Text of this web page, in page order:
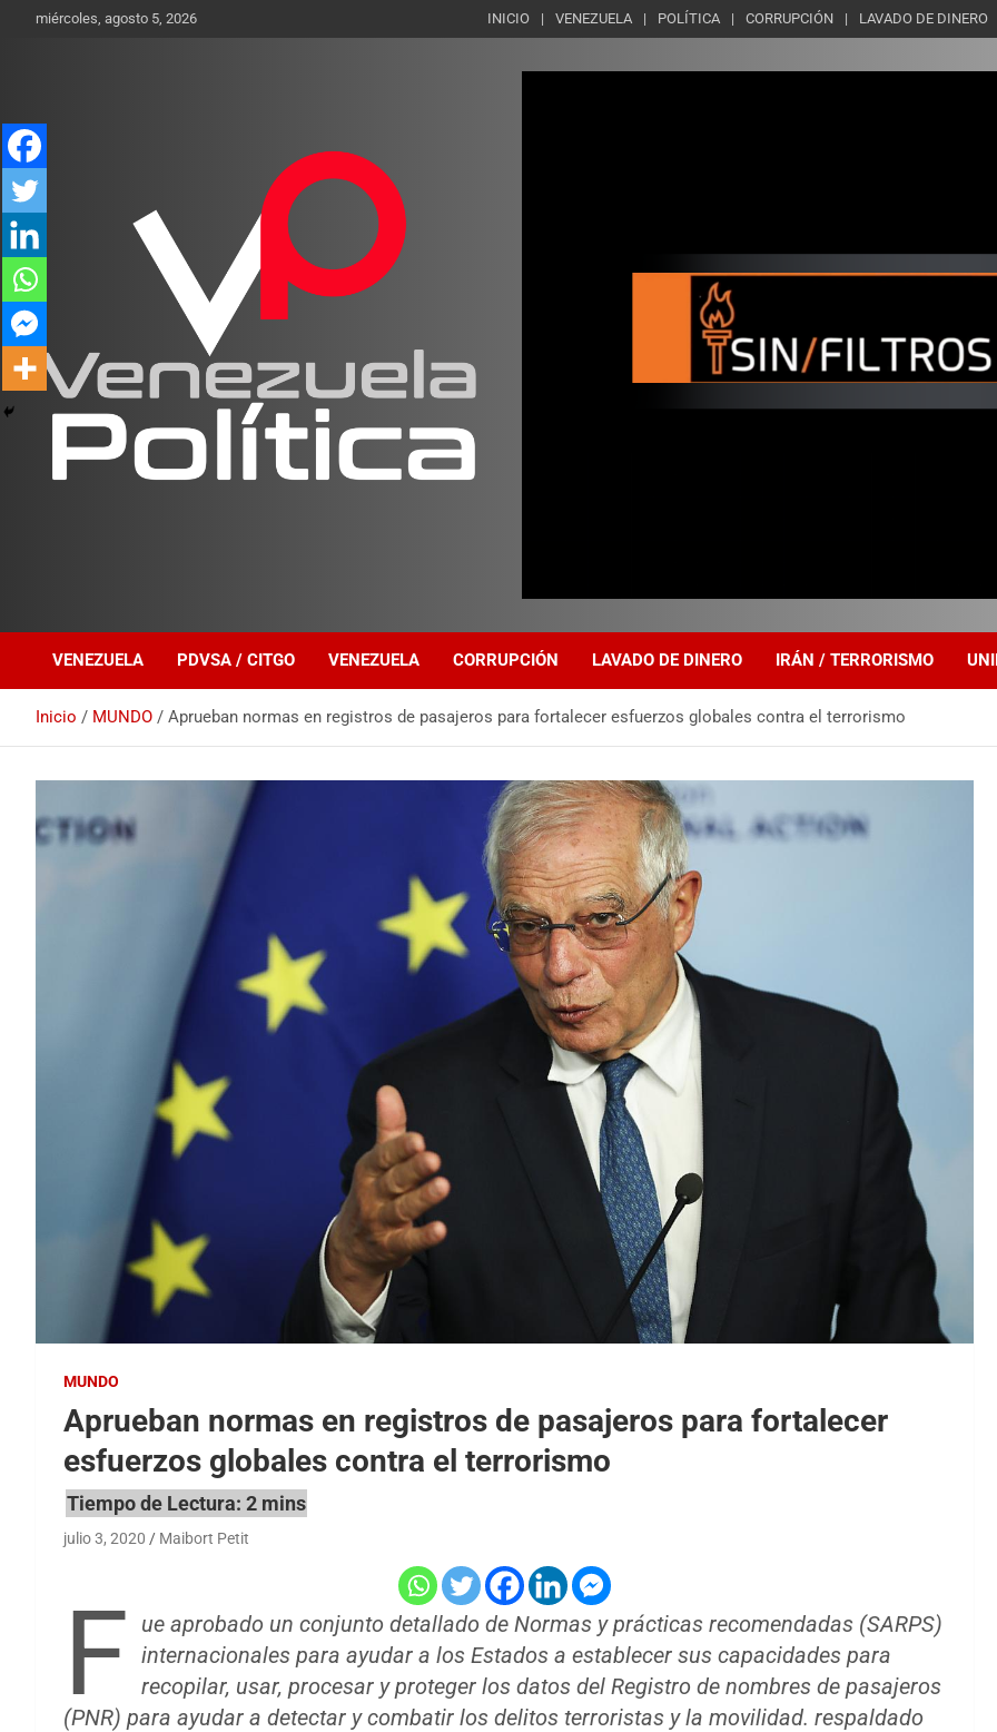
miércoles, agosto 5, 2026 INICIO VENEZUELA POLÍTICA CORRUPCIÓN LAVADO DE DINERO
VENEZUELA PDVSA / CITGO VENEZUELA CORRUPCIÓN LAVADO DE DINERO IRÁN / TERRORISMO
Inicio MUNDO Aprueban normas en registros de pasajeros para fortalecer esfuerzos globales contra el terrorismo
MUNDO
Aprueban normas en registros de pasajeros para fortalecer
esfuerzos globales contra el terrorismo
julio 3, 2020 Maibort Petit
F
ue aprobado un conjunto detallado de Normas y prácticas recomendadas (SARPS)
internacionales para ayudar a los Estados a establecer sus capacidades para
recopilar, usar, procesar y proteger los datos del Registro de nombres de pasajeros
(PNR) para ayudar a detectar y combatir los delitos terroristas y la movilidad. respaldado